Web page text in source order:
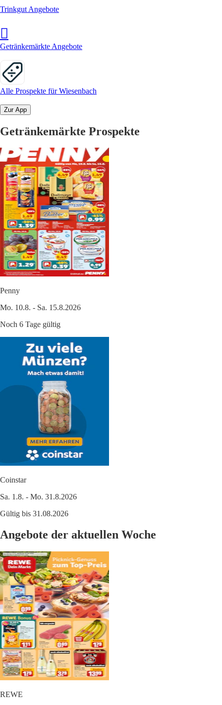
Trinkgut Angebote
Getränkemärkte Angebote
Alle Prospekte für Wiesenbach
Zur App
Getränkemärkte Prospekte
Penny
Mo. 10.8. - Sa. 15.8.2026
Noch 6 Tage gültig
Coinstar
Sa. 1.8. - Mo. 31.8.2026
Gültig bis 31.08.2026
Angebote der aktuellen Woche
REWE